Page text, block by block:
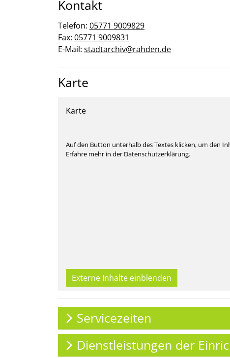
Kontakt
Telefon: 05771 9009829
Fax: 05771 9009831
E-Mail: stadtarchiv@rahden.de
Karte
Karte
Auf den Button unterhalb des Textes klicken, um den
Erfahre mehr in der Datenschutzerklärung.
Externe Inhalte einblenden
Servicezeiten
Dienstleistungen der